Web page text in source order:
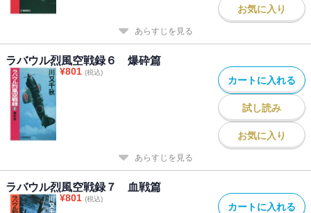
お気に入り
あらすじを見る
ラバウル烈風空戦録６ 爆砕篇
¥801 (税込)
カートに入れる
試し読み
お気に入り
あらすじを見る
ラバウル烈風空戦録７ 血戦篇
¥801 (税込)
カートに入れる